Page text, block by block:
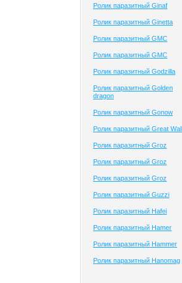
Ролик паразитный Ginaf
Ролик паразитный Ginetta
Ролик паразитный GMC
Ролик паразитный GMC
Ролик паразитный Godzilla
Ролик паразитный Golden
dragon
Ролик паразитный Gonow
Ролик паразитный Great Wall
Ролик паразитный Groz
Ролик паразитный Groz
Ролик паразитный Groz
Ролик паразитный Guzzi
Ролик паразитный Hafei
Ролик паразитный Hamer
Ролик паразитный Hammer
Ролик паразитный Hanomag